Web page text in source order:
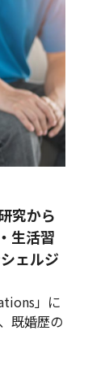
究から
生活習
ェルジ
」に
既婚歴の